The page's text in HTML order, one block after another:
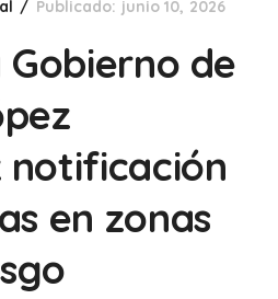
Publicado: junio 10, 2026
de
notificación
en zonas